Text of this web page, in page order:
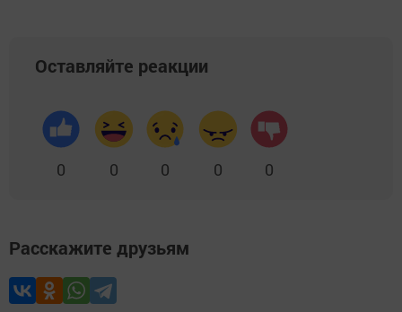
Оставляйте реакции
0 0 0 0 0
Расскажите друзьям